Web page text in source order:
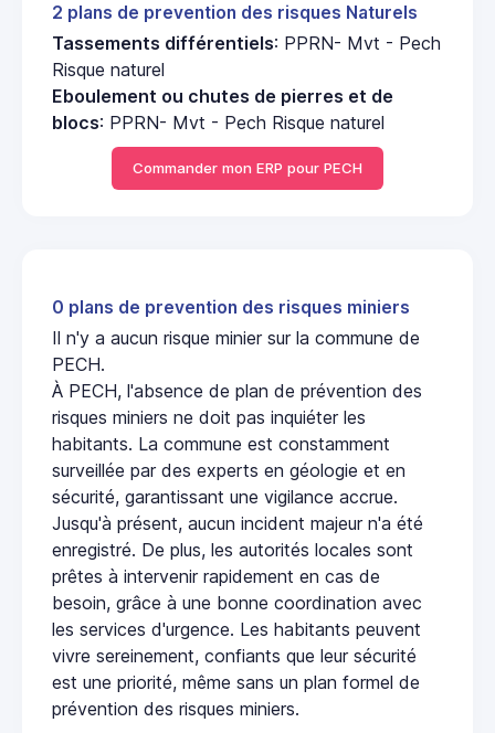
2 plans de prevention des risques Naturels
Tassements différentiels: PPRN- Mvt - Pech
Risque naturel
Eboulement ou chutes de pierres et de
blocs: PPRN- Mvt - Pech Risque naturel
Commander mon ERP pour PECH
0 plans de prevention des risques miniers
Il n'y a aucun risque minier sur la commune de
PECH.
À PECH, l'absence de plan de prévention des
risques miniers ne doit pas inquiéter les
habitants. La commune est constamment
surveillée par des experts en géologie et en
sécurité, garantissant une vigilance accrue.
Jusqu'à présent, aucun incident majeur n'a été
enregistré. De plus, les autorités locales sont
prêtes à intervenir rapidement en cas de
besoin, grâce à une bonne coordination avec
les services d'urgence. Les habitants peuvent
vivre sereinement, confiants que leur sécurité
est une priorité, même sans un plan formel de
prévention des risques miniers.